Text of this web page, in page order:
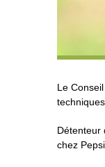
Le
Détenteur
chez